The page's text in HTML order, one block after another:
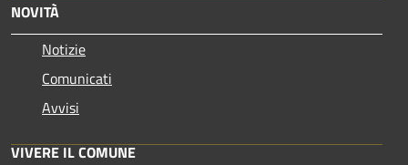
NOVITÀ
Notizie
Comunicati
Avvisi
VIVERE IL COMUNE